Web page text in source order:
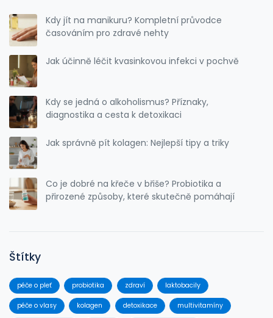
Kdy jít na manikuru? Kompletní průvodce
časováním pro zdravé nehty
Jak účinně léčit kvasinkovou infekci v pochvě
Kdy se jedná o alkoholismus? Příznaky,
diagnostika a cesta k detoxikaci
Jak správně pít kolagen: Nejlepší tipy a triky
Co je dobré na křeče v břiše? Probiotika a
přirozené způsoby, které skutečně pomáhají
Štítky
péče o pleť probiotika zdraví laktobacily
péče o vlasy kolagen detoxikace multivitamíny